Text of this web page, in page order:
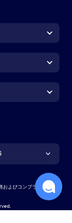
Center
ルコンテンツライブラ
およびコンプライアンス